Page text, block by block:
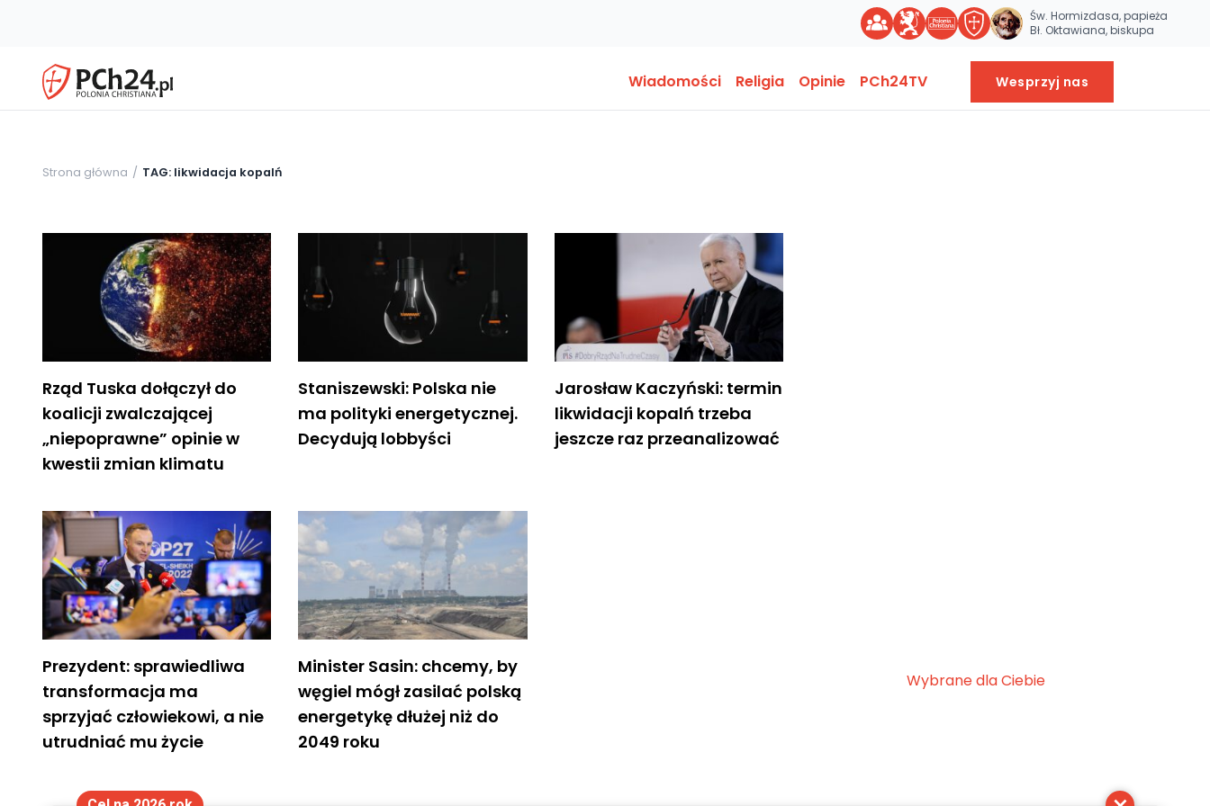
Św. Hormizdasa, papieża
Bł. Oktawiana, biskupa
Wiadomości Religia Opinie PCh24TV Wesprzyj nas
Strona główna TAG: likwidacja kopalń
Rząd Tuska dołączył do
koalicji zwalczającej
„niepoprawne” opinie w
kwestii zmian klimatu
Staniszewski: Polska nie
ma polityki energetycznej.
Decydują lobbyści
Jarosław Kaczyński: termin
likwidacji kopalń trzeba
jeszcze raz przeanalizować
Prezydent: sprawiedliwa
transformacja ma
sprzyjać człowiekowi, a nie
utrudniać mu życie
Minister Sasin: chcemy, by
węgiel mógł zasilać polską
energetykę dłużej niż do
2049 roku
Wybrane dla Ciebie